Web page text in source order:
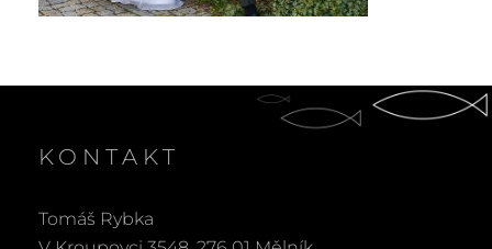
KONTAKT
Tomáš Rybka